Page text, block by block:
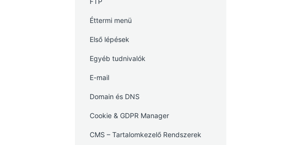
Éttermi menü
Első lépések
Egyéb tudnivalók
E-mail
Domain és DNS
Cookie & GDPR Manager
CMS – Tartalomkezelő Rendszerek